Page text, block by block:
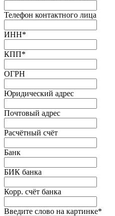
Телефон контактного лица
ИНН*
КПП*
ОГРН
Юридический адрес
Почтовый адрес
Расчётный счёт
Банк
БИК банка
Корр. счёт банка
Введите слово на картинке*